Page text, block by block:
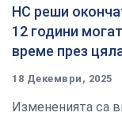
НС реши
12 години
време през
18 Декември, 2025
Измененията са